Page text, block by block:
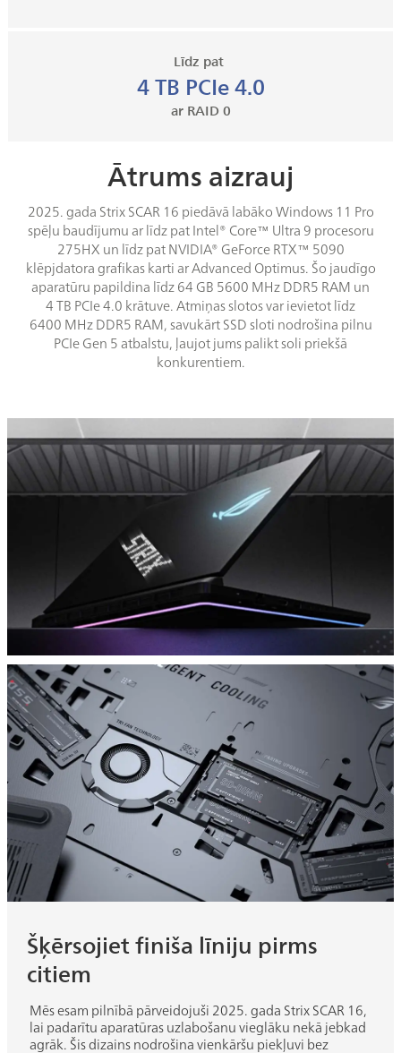
Līdz pat
4 TB PCIe 4.0
ar RAID 0
Ātrums aizrauj
2025. gada Strix SCAR 16 piedāvā labāko Windows 11 Pro
spēļu baudījumu ar līdz pat Intel® Core™ Ultra 9 procesoru
275HX un līdz pat NVIDIA® GeForce RTX™ 5090
klēpjdatora grafikas karti ar Advanced Optimus. Šo jaudīgo
aparatūru papildina līdz 64 GB 5600 MHz DDR5 RAM un
4 TB PCIe 4.0 krātuve. Atmiņas slotos var ievietot līdz
6400 MHz DDR5 RAM, savukārt SSD sloti nodrošina pilnu
PCIe Gen 5 atbalstu, ļaujot jums palikt soli priekšā
konkurentiem.
Šķērsojiet finiša līniju pirms
citiem
Mēs esam pilnībā pārveidojuši 2025. gada Strix SCAR 16,
lai padarītu aparatūras uzlabošanu vieglāku nekā jebkad
agrāk. Šis dizains nodrošina vienkāršu piekļuvi bez